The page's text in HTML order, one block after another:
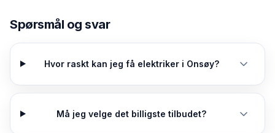
Spørsmål og svar
Hvor raskt kan jeg få elektriker i Onsøy?
Må jeg velge det billigste tilbudet?